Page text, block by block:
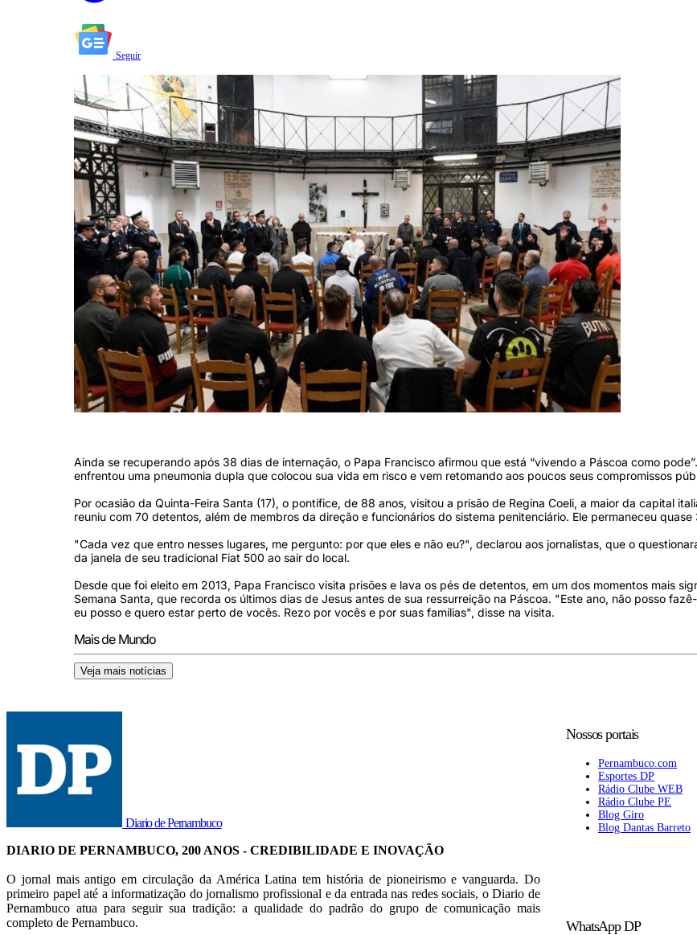
Seguir
Ainda se recuperando após 38 dias de internação, o Papa Francisco afirmou que está “vivendo a Páscoa como
enfrentou uma pneumonia dupla que colocou sua vida em risco e vem retomando aos poucos seus compromissos
Por ocasião da Quinta-Feira Santa (17), o pontífice, de 88 anos, visitou a prisão de Regina Coeli, a maior da capital
reuniu com 70 detentos, além de membros da direção e funcionários do sistema penitenciário. Ele permaneceu quase
"Cada vez que entro nesses lugares, me pergunto: por que eles e não eu?", declarou aos jornalistas, que o
da janela de seu tradicional Fiat 500 ao sair do local.
Desde que foi eleito em 2013, Papa Francisco visita prisões e lava os pés de detentos, em um dos momentos mais
Semana Santa, que recorda os últimos dias de Jesus antes de sua ressurreição na Páscoa. "Este ano, não posso
eu posso e quero estar perto de vocês. Rezo por vocês e por suas famílias", disse na visita.
Mais de Mundo
Veja mais notícias
Diario de Pernambuco
DIARIO DE PERNAMBUCO, 200 ANOS - CREDIBILIDADE E INOVAÇÃO
O jornal mais antigo em circulação da América Latina tem história de pioneirismo e vanguarda. Do
primeiro papel até a informatização do jornalismo profissional e da entrada nas redes sociais, o Diario de
Pernambuco atua para seguir sua tradição: a qualidade do padrão do grupo de comunicação mais
completo de Pernambuco.
Nossos portais
Pernambuco.com
Esportes DP
Rádio Clube WEB
Rádio Clube PE
Blog Giro
Blog Dantas Barreto
WhatsApp DP